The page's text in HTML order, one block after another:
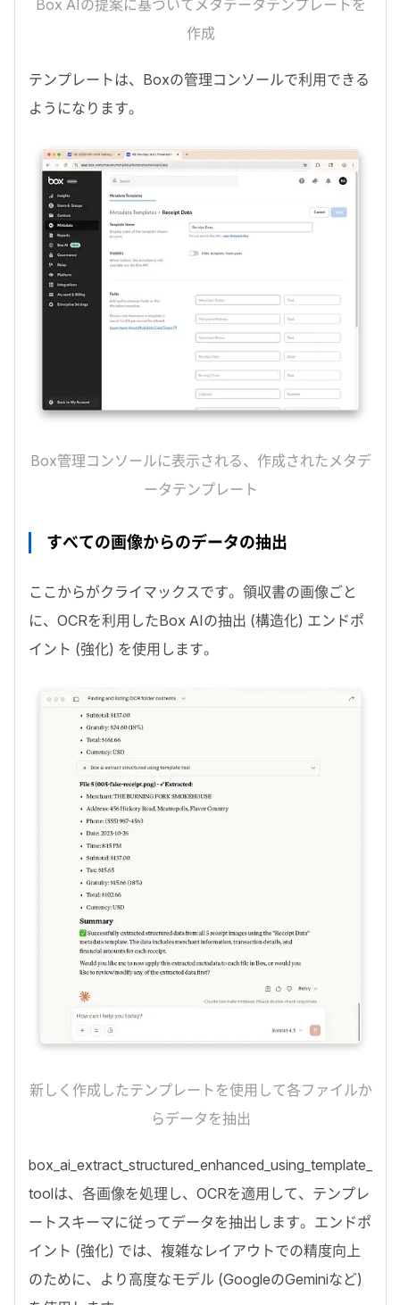
Box AIの提案に基づいてメタデータテンプレートを
作成
テンプレートは、 Boxの管理コンソールで利用できる
ようになります。
Box管理コンソールに表示される、作成されたメタデ
ータテンプレート
すべての画像からのデータの抽出
ここからがクライマックスです。領収書の画像ごと
に、 OCRを利用したBox AIの抽出 (構造化) エンドポ
イント (強化) を使用します。
新しく作成したテンプレートを使用して各ファイルか
らデータを抽出
box_ai_extract_structured_enhanced_using_template_
toolは、各画像を処理し、 OCRを適用して、テンプレ
ートスキーマに従ってデータを抽出します。エンドポ
イント (強化) では、複雑なレイアウトでの精度向上
のために、より高度なモデル (GoogleのGeminiなど)